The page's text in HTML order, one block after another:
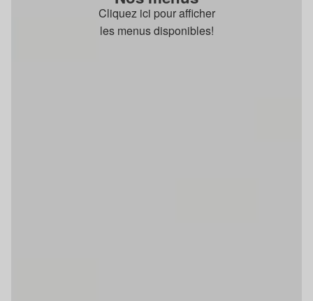
Cliquez ici pour afficher
les menus disponibles!